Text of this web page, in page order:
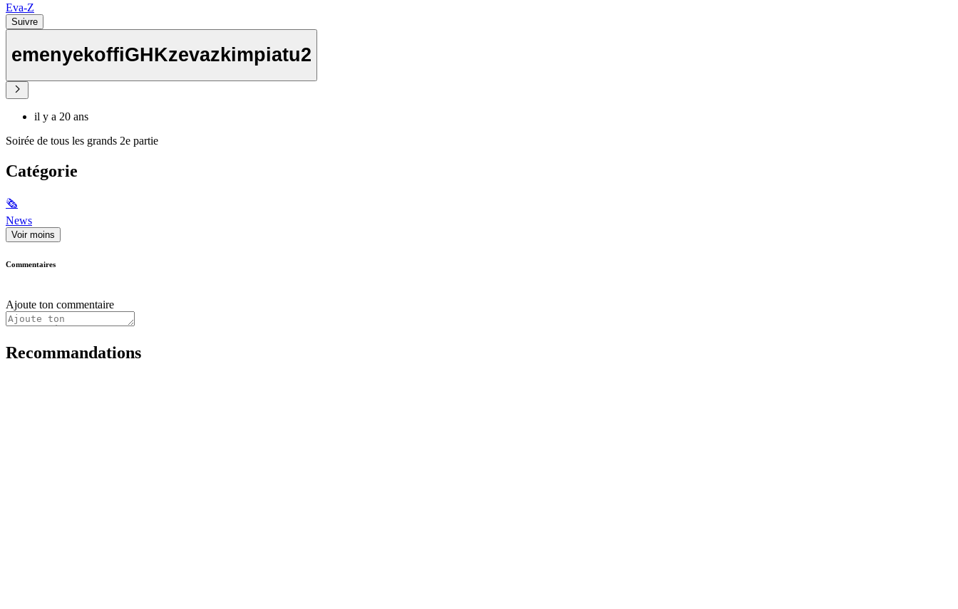
Eva-Z
Suivre
emenyekoffiGHKzevazkimpiatu2
il y a 20 ans
Soirée de tous les grands 2e partie
Catégorie
🗞
News
Voir moins
Commentaires
Ajoute ton commentaire
Recommandations